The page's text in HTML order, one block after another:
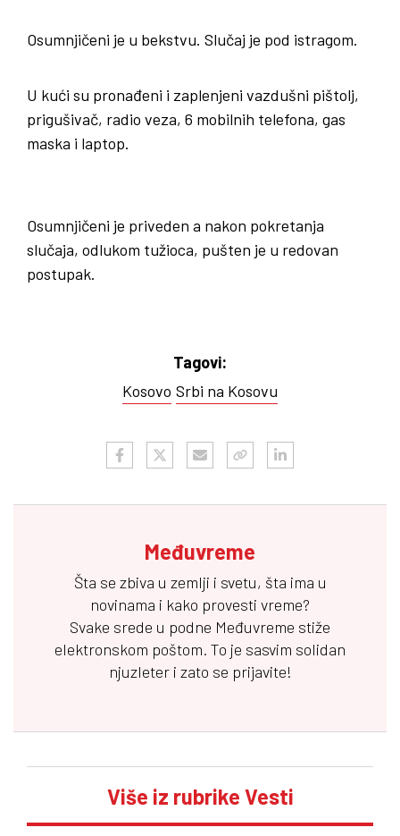
Osumnjičeni je u bekstvu. Slučaj je pod istragom.
U kući su pronađeni i zaplenjeni vazdušni pištolj,
prigušivač, radio veza, 6 mobilnih telefona, gas
maska i laptop.
Osumnjičeni je priveden a nakon pokretanja
slučaja, odlukom tužioca, pušten je u redovan
postupak.
Tagovi:
Kosovo Srbi na Kosovu
Međuvreme
Šta se zbiva u zemlji i svetu, šta ima u
novinama i kako provesti vreme?
Svake srede u podne Međuvreme stiže
elektronskom poštom. To je sasvim solidan
njuzleter i zato se prijavite!
Više iz rubrike Vesti